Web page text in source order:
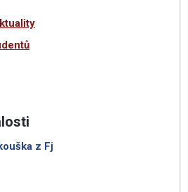
z Fj